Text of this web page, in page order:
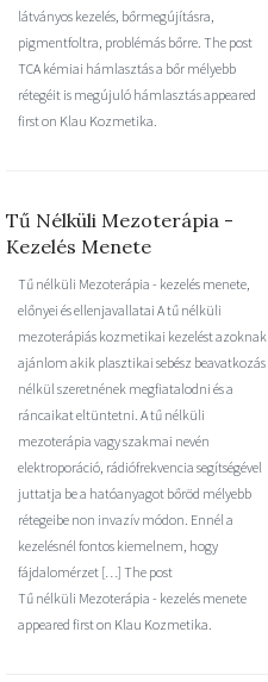
látványos kezelés, bőrmegújításra,
pigmentfoltra, problémás bőrre. The post
TCA kémiai hámlasztás a bőr mélyebb
rétegéit is megújuló hámlasztás appeared
first on Klau Kozmetika.
Tű Nélküli Mezoterápia -
Kezelés Menete
Tű nélküli Mezoterápia - kezelés menete,
előnyei és ellenjavallatai A tű nélküli
mezoterápiás kozmetikai kezelést azoknak
ajánlom akik plasztikai sebész beavatkozás
nélkül szeretnének megfiatalodni és a
ráncaikat eltüntetni. A tű nélküli
mezoterápia vagy szakmai nevén
elektroporáció, rádiófrekvencia segítségével
juttatja be a hatóanyagot bőröd mélyebb
rétegeibe non invazív módon. Ennél a
kezelésnél fontos kiemelnem, hogy
fájdalomérzet […] The post
Tű nélküli Mezoterápia - kezelés menete
appeared first on Klau Kozmetika.